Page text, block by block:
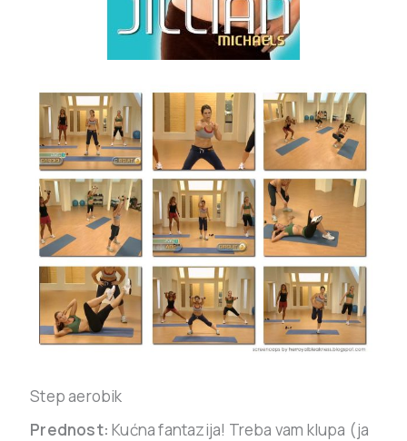
Step aerobik
Prednost: Kućna fantazija! Treba vam klupa (ja